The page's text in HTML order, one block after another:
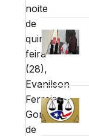
noite
de
quinta-
feira
(28),
Evanilson
Ferreira
Gonçalves,
de